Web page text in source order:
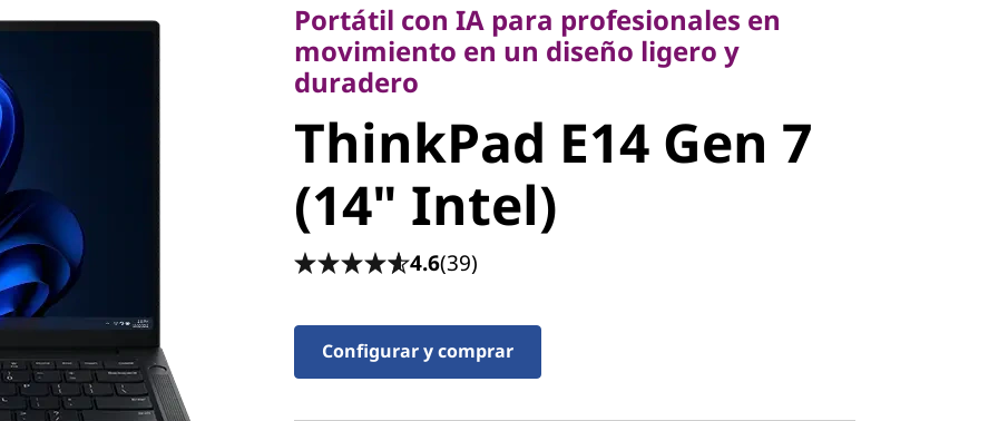
duradero
ThinkPad E14 Gen 7
(14" Intel)
Portátil con IA para profesionales en
movimiento en un diseño ligero y
duradero
ThinkPad E14 Gen 7
(14" Intel)
4.6(39)
Configurar y comprar